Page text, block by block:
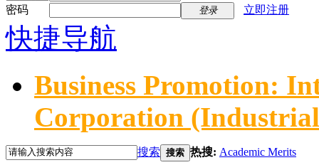
密码
登录 立即注册
快捷导航
Business Promotion:
Corporation
搜索 搜索 热搜: Academic Merits